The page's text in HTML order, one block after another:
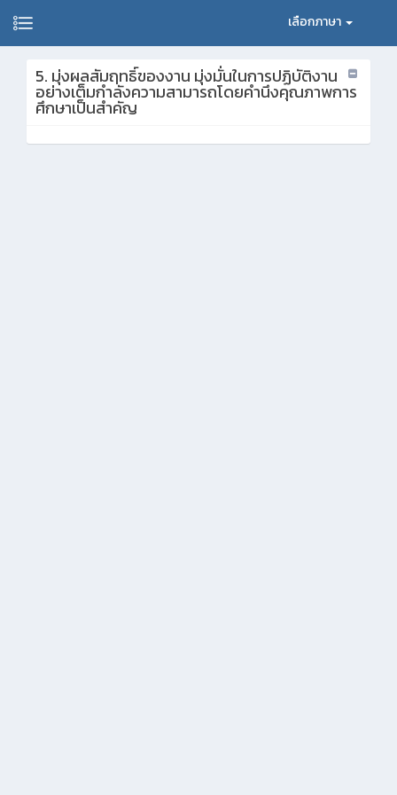
เลือกภาษา
5. มุ่งผลสัมฤทธิ์ของงาน มุ่งมั่นในการปฏิบัติงาน
อย่างเต็มกำลังความสามารถโดยคำนึงคุณภาพการ
ศึกษาเป็นสำคัญ